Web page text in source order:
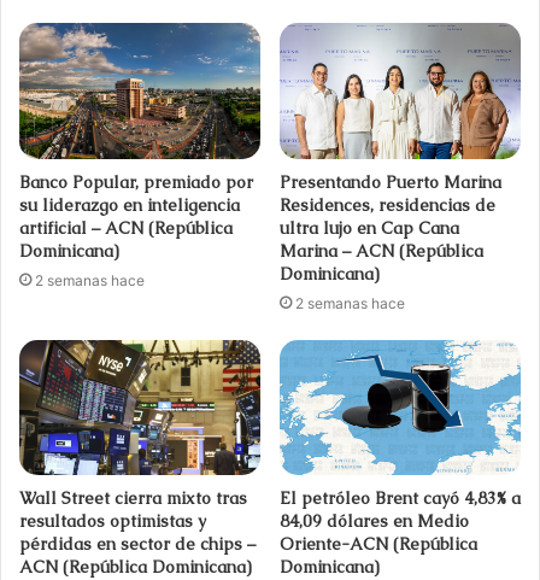
Banco Popular, premiado por
su liderazgo en inteligencia
artificial – ACN (República
Dominicana)
2 semanas hace
Presentando Puerto Marina
Residences, residencias de
ultra lujo en Cap Cana
Marina – ACN (República
Dominicana)
2 semanas hace
Wall Street cierra mixto tras
resultados optimistas y
pérdidas en sector de chips –
ACN (República Dominicana)
El petróleo Brent cayó 4,83% a
84,09 dólares en Medio
Oriente-ACN (República
Dominicana)